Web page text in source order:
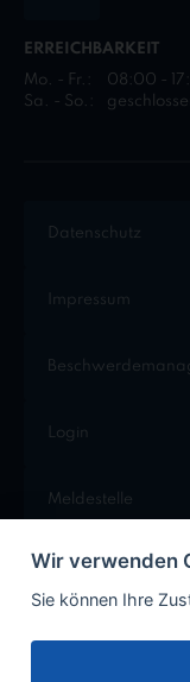
ERREICHBARKEIT
Mo. - Fr.:
08:00 -
Sa. - So.:
Datenschutz
Impressum
Login
Meldestelle
Cookie
Wir verwenden
Sie können Ihre